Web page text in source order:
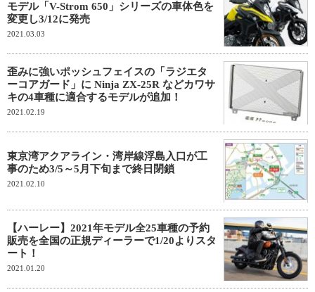
モデル「V-Strom 650」シリーズの車体色を
変更し3/12に発売
2021.03.03
歪みに強いポッシュフェイスの「ラジエタ
ーコアガード」に Ninja ZX-25R などカワサ
キの4車種に適合するモデルが追加！
2021.02.19
東京湾アクアライン・湾岸線浮島入口が工
事のため3/5～5月下旬まで終日閉鎖
2021.02.10
【ハーレー】2021年モデル全25車種の予約
販売を全国の正規ディーラーで1/20よりスタ
ート！
2021.01.20